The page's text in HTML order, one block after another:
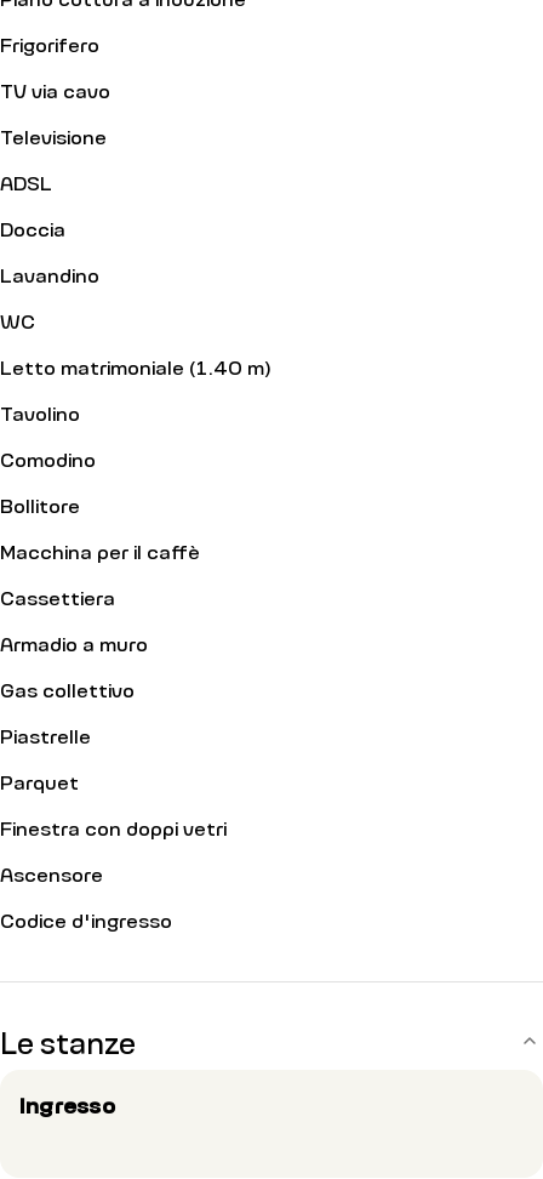
Frigorifero
TV via cavo
Televisione
ADSL
Doccia
Lavandino
WC
Letto matrimoniale (1.40 m)
Tavolino
Comodino
Bollitore
Macchina per il caffè
Cassettiera
Armadio a muro
Gas collettivo
Piastrelle
Parquet
Finestra con doppi vetri
Ascensore
Codice d'ingresso
Le stanze
Ingresso